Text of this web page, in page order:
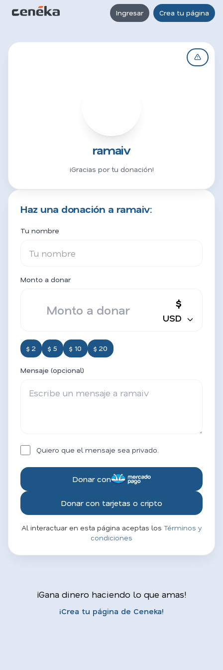
Ingresar Crea tu página
ramaiv
¡Gracias por tu donación!
Haz una donación a ramaiv:
Tu nombre
Monto a donar
$
USD
$ 2 $ 5 $ 10 $ 20
Mensaje (opcional)
Quiero que el mensaje sea privado.
Donar con
Donar con tarjetas o cripto
Al interactuar en esta página aceptas los Términos y
condiciones
¡Gana dinero haciendo lo que amas!
¡Crea tu página de Ceneka!